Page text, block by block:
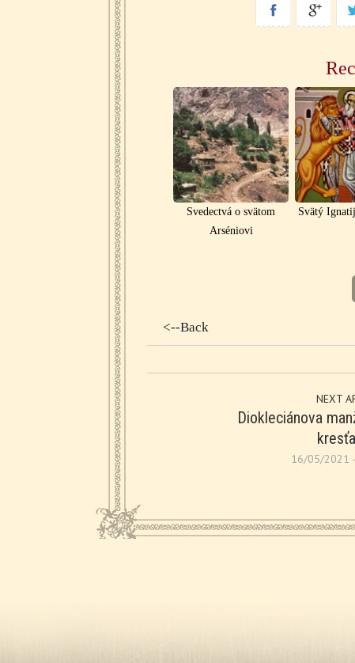
Svedectvá o svätom
Arséniovi
Svätý
<--Back
NEXT
Diokleciánova
16/05/2021